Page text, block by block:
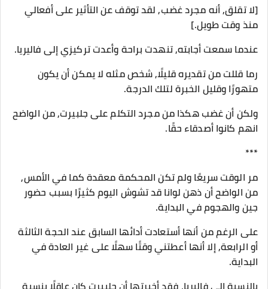
[لا تقلق, أنه مجرد غضب, لقد توقف عن التأثير على أفعالي
منذ وقت طويل.]
عندما سمعت أجابته, تنهدت براحة وأعدت تركيزي إلى فاليريا.
رما قللت من تقديره قليلًا, شخص مثله لا يمكن أن يكون
متهورًا وقليل الخبرة لتلك الدرجة.
ولكن أن غضب هكذا من مجرد التكلم على جلبيرت, من الواضح
انهم كانوا أصدقاء حقًا.
***
مر الوقت سريعًا ولم تكن المحكمة معقدة كما في الأمس,
من الواضح أن ذهن لوانا قد تشوش اليوم كثيرًا بسبب حضور
جين والهجوم في البداية.
على الرغم من أنها أستعادت أدائها السابق عند الحجة الثالثة
أو الرابعة, إلا أنها أعطتني وقتًا سهلًا على غير العادة في
البداية.